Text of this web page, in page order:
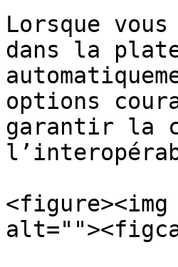
Lorsque
dans la
options
garantir la